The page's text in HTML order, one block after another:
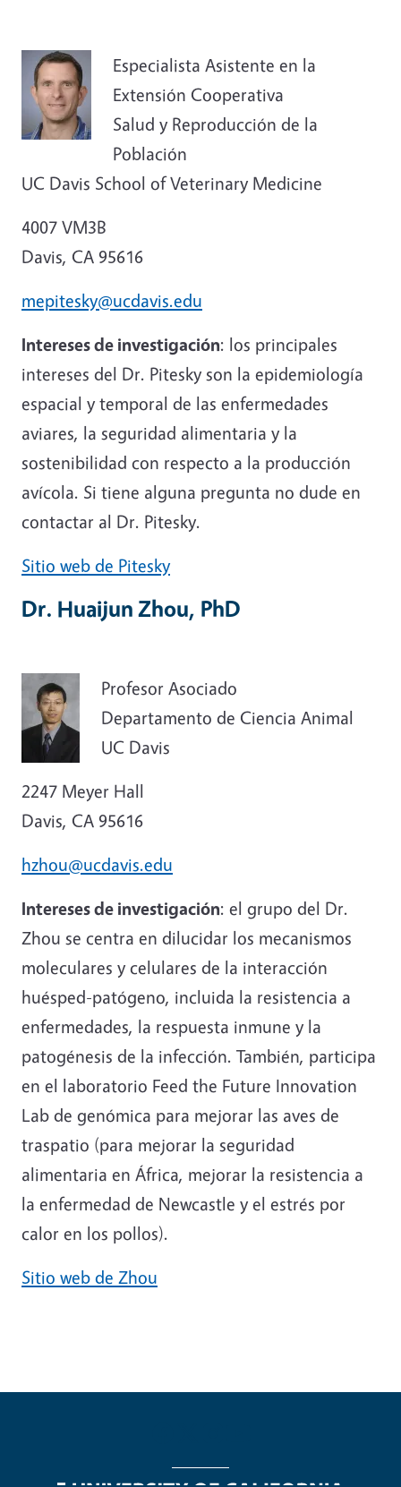
Especialista Asistente en la
Extensión Cooperativa
Salud y Reproducción de la
Población
UC Davis School of Veterinary Medicine
4007 VM3B
Davis, CA 95616
mepitesky@ucdavis.edu
Intereses de investigación: los principales
intereses del Dr. Pitesky son la epidemiología
espacial y temporal de las enfermedades
aviares, la seguridad alimentaria y la
sostenibilidad con respecto a la producción
avícola. Si tiene alguna pregunta no dude en
contactar al Dr. Pitesky.
Sitio web de Pitesky
Dr. Huaijun Zhou, PhD
Profesor Asociado
Departamento de Ciencia Animal
UC Davis
2247 Meyer Hall
Davis, CA 95616
hzhou@ucdavis.edu
Intereses de investigación: el grupo del Dr.
Zhou se centra en dilucidar los mecanismos
moleculares y celulares de la interacción
huésped-patógeno, incluida la resistencia a
enfermedades, la respuesta inmune y la
patogénesis de la infección. También, participa
en el laboratorio Feed the Future Innovation
Lab de genómica para mejorar las aves de
traspatio (para mejorar la seguridad
alimentaria en África, mejorar la resistencia a
la enfermedad de Newcastle y el estrés por
calor en los pollos).
Sitio web de Zhou